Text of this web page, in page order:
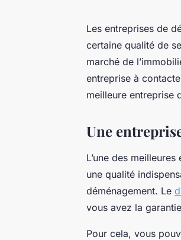
Les entreprises de
certaine qualité de
marché de
entreprise à
meilleure entreprise
Une
L’une des
une qualité
déménagement. Le
vous avez la
Pour cela, vous